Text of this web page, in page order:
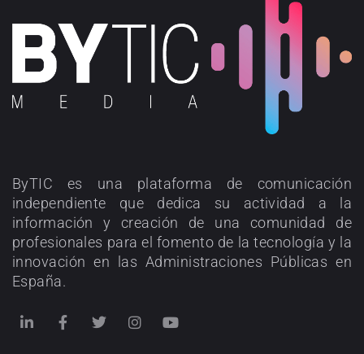
ByTIC es una plataforma de comunicación
independiente que dedica su actividad a la
información y creación de una comunidad de
profesionales para el fomento de la tecnología y la
innovación en las Administraciones Públicas en
España.